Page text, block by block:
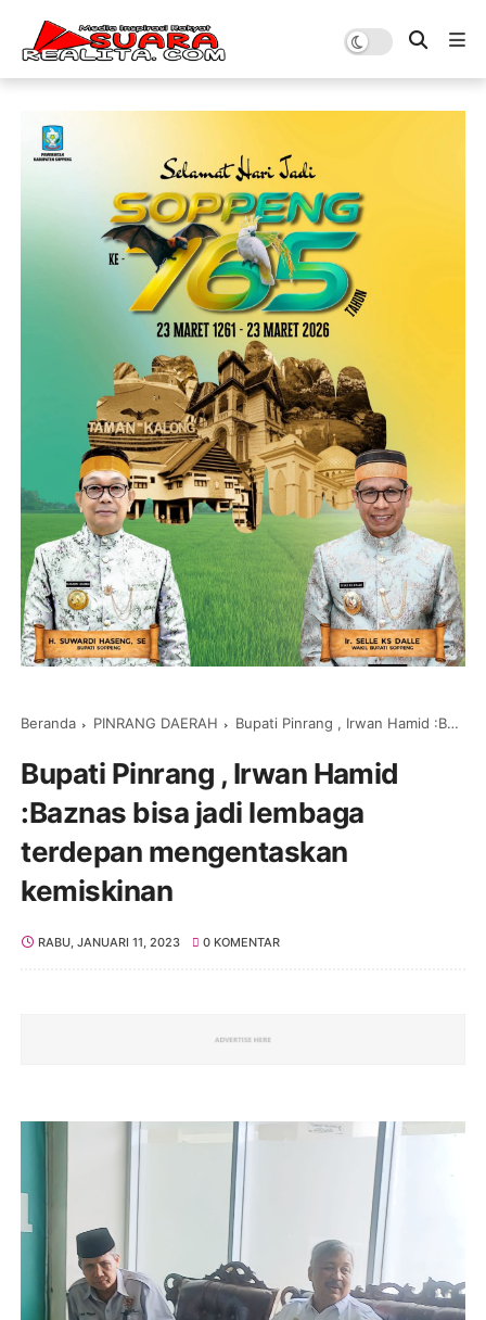
Beranda PINRANG DAERAH Bupati Pinrang , Irwan Hamid :Baznas bisa jadi lembaga terdepan mengentaskan kemiskinan
Bupati Pinrang , Irwan Hamid
:Baznas bisa jadi lembaga
terdepan mengentaskan
kemiskinan
RABU, JANUARI 11, 2023 0 KOMENTAR